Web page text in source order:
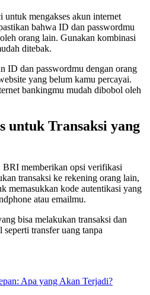
mengakses akun internet
bahwa ID dan passwordmu
orang lain. Gunakan kombinasi
ditebak.
ID dan passwordmu dengan orang
yang belum kamu percayai.
bankingmu mudah dibobol oleh
untuk Transaksi yang
BRI memberikan opsi verifikasi
transaksi ke rekening orang lain,
memasukkan kode autentikasi yang
atau emailmu.
bisa melakukan transaksi dan
transfer uang tanpa
Apa yang Akan Terjadi?